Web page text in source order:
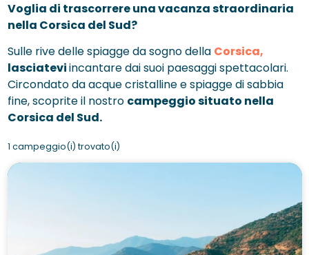
Voglia di trascorrere una vacanza straordinaria
nella Corsica del Sud?
Sulle rive delle spiagge da sogno della Corsica,
lasciateviincantare dai suoi paesaggi spettacolari.
Circondato da acque cristalline e spiagge di sabbia
fine, scoprite il nostro campeggio situato nella
Corsica del Sud.
1 campeggio(i) trovato(i)